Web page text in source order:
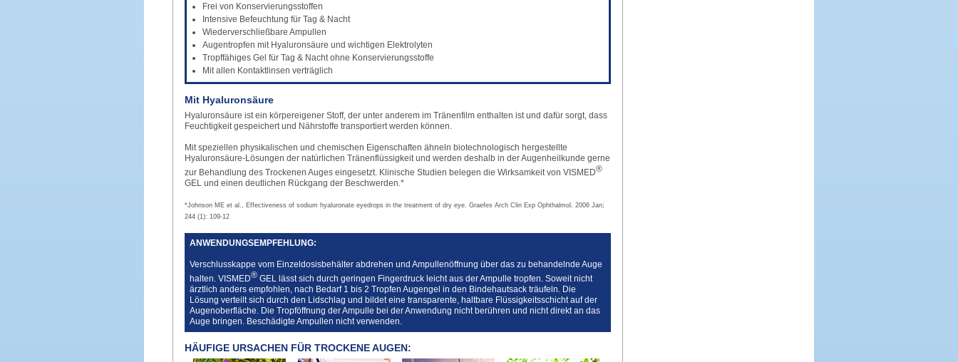
Frei von Konservierungsstoffen
Intensive Befeuchtung für Tag & Nacht
Wiederverschließbare Ampullen
Augentropfen mit Hyaluronsäure und wichtigen Elektrolyten
Tropffähiges Gel für Tag & Nacht ohne Konservierungsstoffe
Mit allen Kontaktlinsen verträglich
Mit Hyaluronsäure
Hyaluronsäure ist ein körpereigener Stoff, der unter anderem im Tränenfilm enthalten ist und dafür sorgt, dass
Feuchtigkeit gespeichert und Nährstoffe transportiert werden können.
Mit speziellen physikalischen und chemischen Eigenschaften ähneln biotechnologisch her­gestellte
Hyaluronsäure-Lösungen der natür­lichen Tränenflüssigkeit und werden deshalb in der Augenheilkunde gerne
zur Behandlung des Trockenen Auges eingesetzt. Klinische Studien belegen die Wirksamkeit von VISMED®
GEL und einen deutlichen Rückgang der Beschwerden.*
*Johnson ME et al., Effectiveness of sodium hyaluronate eyedrops in the treatment of dry eye. Graefes Arch Clin Exp Ophthalmol. 2006 Jan;
244 (1): 109-12
ANWENDUNGSEMPFEHLUNG:
Verschlusskappe vom Einzeldosisbehälter abdrehen und Ampullenöffnung über das zu behandelnde Auge
halten. VISMED®GEL lässt sich durch geringen Fingerdruck leicht aus der Ampulle tropfen. Soweit nicht
ärztlich anders empfohlen, nach Bedarf 1 bis 2 Tropfen Augengel in den Bindehautsack träufeln. Die
Lösung verteilt sich durch den Lidschlag und bildet eine transparente, haltbare Flüssigkeitsschicht auf der
Augenoberfläche. Die Tropföffnung der Ampulle bei der Anwendung nicht berühren und nicht direkt an das
Auge bringen. Beschädigte Ampullen nicht verwenden.
HÄUFIGE URSACHEN FÜR TROCKENE AUGEN: